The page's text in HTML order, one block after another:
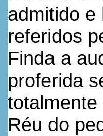
admitido e
referidos
Finda a
proferida
Réu do